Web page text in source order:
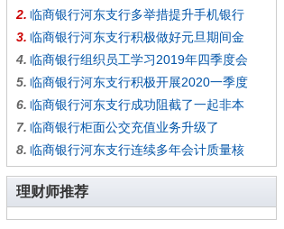
2. 临商银行河东支行多举措提升手机银行
3. 临商银行河东支行积极做好元旦期间金
4. 临商银行组织员工学习2019年四季度会
5. 临商银行河东支行积极开展2020一季度
6. 临商银行河东支行成功阻截了一起非本
7. 临商银行柜面公交充值业务升级了
8. 临商银行河东支行连续多年会计质量核
理财师推荐